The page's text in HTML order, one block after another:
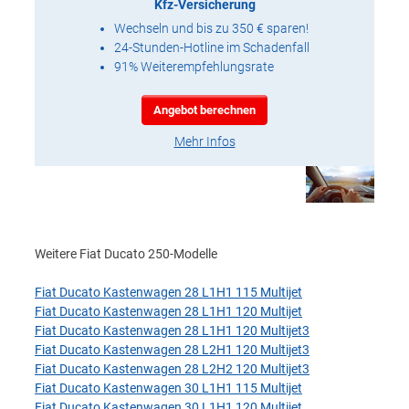
Kfz-Versicherung
Wechseln und bis zu 350 € sparen!
24-Stunden-Hotline im Schadenfall
91% Weiterempfehlungsrate
Angebot berechnen
Mehr Infos
Weitere Fiat Ducato 250-Modelle
Fiat Ducato Kastenwagen 28 L1H1 115 Multijet
Fiat Ducato Kastenwagen 28 L1H1 120 Multijet
Fiat Ducato Kastenwagen 28 L1H1 120 Multijet3
Fiat Ducato Kastenwagen 28 L2H1 120 Multijet3
Fiat Ducato Kastenwagen 28 L2H2 120 Multijet3
Fiat Ducato Kastenwagen 30 L1H1 115 Multijet